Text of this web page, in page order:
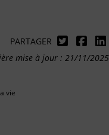
PARTAGER
mise à jour : 21/11/2025
vie